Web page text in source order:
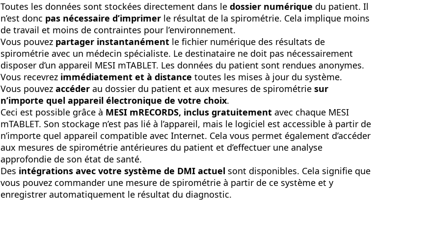
Toutes les données sont stockées directement dans ledossier numérique du patient. Il
n’est donc pas nécessaire d’imprimer le résultat de la spirométrie. Cela implique moins
de travail et moins de contraintes pour l’environnement.
Vous pouvez partager instantanément le fichier numérique des résultats de
spirométrie avec un médecin spécialiste. Le destinataire ne doit pas nécessairement
disposer d’un appareil MESI mTABLET. Les données du patient sont rendues anonymes.
Vous recevrez immédiatement et à distance toutes les mises à jour du système.
Vous pouvezaccéderau dossier du patient et aux mesures de spirométriesur
n’importe quel appareil électronique de votre choix.
Ceci est possible grâce à MESI mRECORDS, inclus gratuitement avec chaque MESI
mTABLET. Son stockage n’est pas lié à l’appareil, mais le logiciel est accessible à partir de
n’importe quel appareil compatible avec Internet. Cela vous permet également d’accéder
aux mesures de spirométrie antérieures du patient et d’effectuer une analyse
approfondie de son état de santé.
Des intégrations avec votre système de DMI actuel sont disponibles. Cela signifie que
vous pouvez commander une mesure de spirométrie à partir de ce système et y
enregistrer automatiquement le résultat du diagnostic.